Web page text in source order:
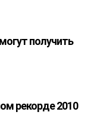
получить
рекорде 2010